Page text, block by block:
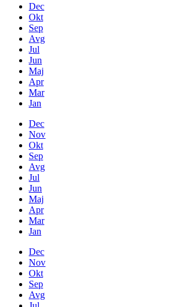
Dec
Okt
Sep
Avg
Jul
Jun
Maj
Apr
Mar
Jan
Dec
Nov
Okt
Sep
Avg
Jul
Jun
Maj
Apr
Mar
Jan
Dec
Nov
Okt
Sep
Avg